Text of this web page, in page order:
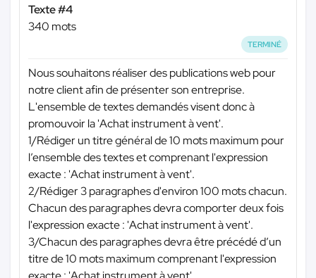
Texte #4
340 mots
TERMINÉ
Nous souhaitons réaliser des publications web pour
notre client afin de présenter son entreprise.
L'ensemble de textes demandés visent donc à
promouvoir la 'Achat instrument à vent'.
1/Rédiger un titre général de 10 mots maximum pour
l’ensemble des textes et comprenant l'expression
exacte : 'Achat instrument à vent'.
2/Rédiger 3 paragraphes d'environ 100 mots chacun.
Chacun des paragraphes devra comporter deux fois
l'expression exacte : 'Achat instrument à vent'.
3/Chacun des paragraphes devra être précédé d’un
titre de 10 mots maximum comprenant l'expression